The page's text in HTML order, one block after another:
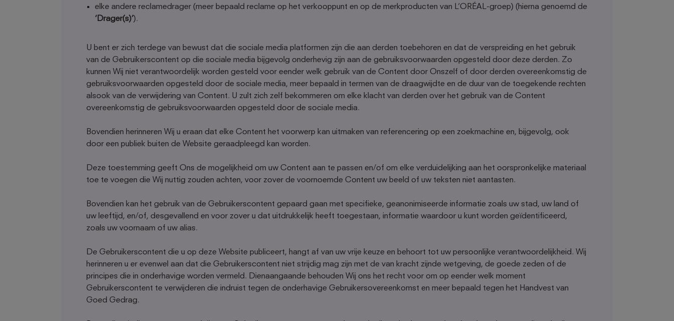
elke andere reclamedrager (meer bepaald reclame op het verkooppunt en op de merkproducten van L’ORÉAL-groep) (hierna genoemd de
‘Drager(s)’).
U bent er zich terdege van bewust dat die sociale media platformen zijn die aan derden toebehoren en dat de verspreiding en het gebruik
van de Gebruikerscontent op die sociale media bijgevolg onderhevig zijn aan de gebruiksvoorwaarden opgesteld door deze derden. Zo
kunnen Wij niet verantwoordelijk worden gesteld voor eender welk gebruik van de Content door Onszelf of door derden overeenkomstig de
gebruiksvoorwaarden opgesteld door de sociale media, meer bepaald in termen van de draagwijdte en de duur van de toegekende rechten
alsook van de verwijdering van Content. U zult zich zelf bekommeren om elke klacht van derden over het gebruik van de Content
overeenkomstig de gebruiksvoorwaarden opgesteld door de sociale media.
Bovendien herinneren Wij u eraan dat elke Content het voorwerp kan uitmaken van referencering op een zoekmachine en, bijgevolg, ook
door een publiek buiten de Website geraadpleegd kan worden.
Deze toestemming geeft Ons de mogelijkheid om uw Content aan te passen en/of om elke verduidelijking aan het oorspronkelijke materiaal
toe te voegen die Wij nuttig zouden achten, voor zover de voornoemde Content uw beeld of uw teksten niet aantasten.
Bovendien kan het gebruik van de Gebruikerscontent gepaard gaan met specifieke, geanonimiseerde informatie zoals uw stad, uw land of
uw leeftijd, en/of, desgevallend en voor zover u dat uitdrukkelijk heeft toegestaan, informatie waardoor u kunt worden geïdentificeerd,
zoals uw voornaam of uw alias.
De Gebruikerscontent die u op deze Website publiceert, hangt af van uw vrije keuze en behoort tot uw persoonlijke verantwoordelijkheid. Wij
herinneren u er evenwel aan dat die Gebruikerscontent niet strijdig mag zijn met de van kracht zijnde wetgeving, de goede zeden of de
principes die in onderhavige worden vermeld. Dienaangaande behouden Wij ons het recht voor om op eender welk moment
Gebruikerscontent te verwijderen die indruist tegen de onderhavige Gebruikersovereenkomst en meer bepaald tegen het Handvest van
Goed Gedrag.